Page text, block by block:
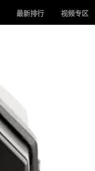
最新排行 视频专区